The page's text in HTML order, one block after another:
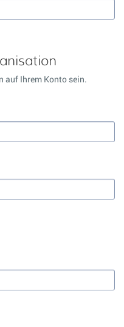
auf Ihrem Konto sein.